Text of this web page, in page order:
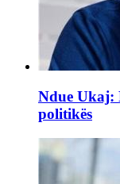
Ndue Ukaj:
politikës